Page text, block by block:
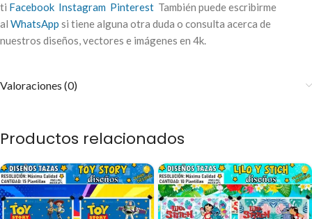
ti Facebook Instagram Pinterest También puede escribirme
al WhatsApp si tiene alguna otra duda o consulta acerca de
nuestros diseños, vectores e imágenes en 4k.
Valoraciones (0)
Productos relacionados